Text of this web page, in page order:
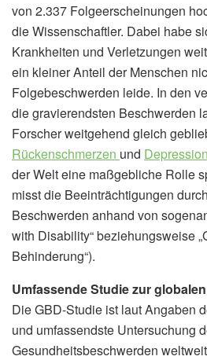
von 2.337 Folgeerscheinungen
die Wissenschaftler. Dabei habe
Krankheiten und Verletzungen
ein kleiner Anteil der Menschen
Folgebeschwerden leide. In den
die gravierendsten Beschwerden
Forscher weitgehend gleich
Rückenschmerzen und
der Welt eine maßgebliche Rolle
misst die Beeinträchtigungen
Beschwerden anhand von
with Disability“ beziehungsweise
Behinderung“).
Umfassende Studie zur
Die GBD-Studie ist laut Angaben
und umfassendste Untersuchung
Gesundheitsbeschwerden